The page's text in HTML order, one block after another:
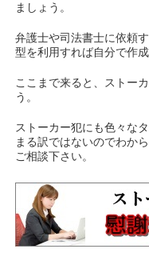
ましょう。
弁護士や司法書士に依頼
型を利用すれば自分で作
ここまで来ると、ストー
う。
ストーカー犯にも色々な
まる訳ではないのでわか
ご相談下さい。